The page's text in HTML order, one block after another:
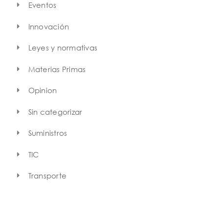
Eventos
Innovación
Leyes y normativas
Materias Primas
Opinion
Sin categorizar
Suministros
TIC
Transporte